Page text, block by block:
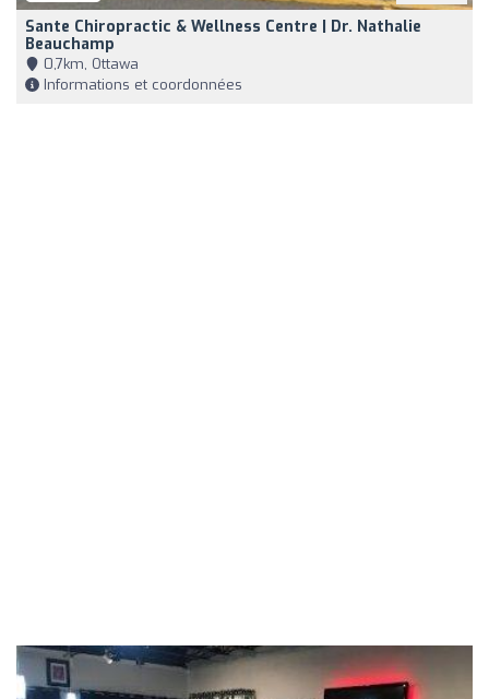
Sante Chiropractic & Wellness Centre | Dr. Nathalie
Beauchamp
0,7km, Ottawa
Informations et coordonnées